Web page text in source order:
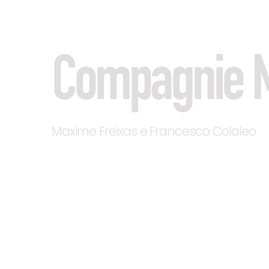
Compagnie
Maxime Freixas e Francesco Colaleo